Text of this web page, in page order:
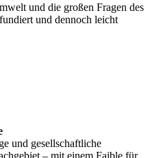
und die großen Fragen des
und dennoch leicht
und gesellschaftliche